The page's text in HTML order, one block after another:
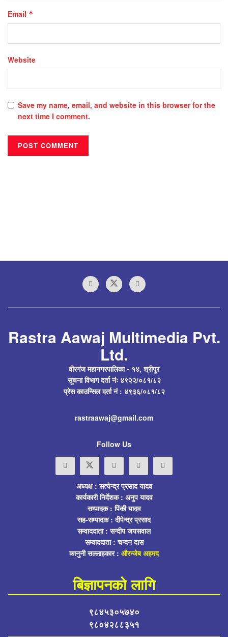
Email *
Website
Save my name, email, and website in this browser for the
next time I comment.
Rastra Aawaj Multimedia Pvt.
Ltd.
वीरगंज महानगरपालिका - १४, श्रीपुर
सूचना विभाग दर्ता नंः ४९२२/०८१/८२
प्रेस काउन्सिल दर्ता नं : ४९३६/०८१/८२
rastraawaj@gmail.com
Follow Us
अध्यक्ष : सत्येन्द्र प्रसाद यादव
कार्यकारी निर्देशक : अनुप यादव
सम्पादक : पिंकी यादव
सह-सम्पादक : दीपेन्द्र प्रसाद
सम्वाददाता : सन्दीप जयसवाल
सम्वाददाता : चन्दन दास
कानुनी सल्लाहकार : औरन्जेब अहमद
बिज्ञापनको लागि
९८४५३०५७४०
९८०४२८८३५१